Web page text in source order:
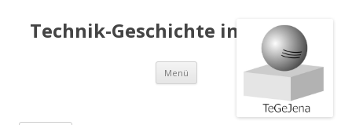
Technik-Geschichte in Jena e.V.
Menü Springe
Inhalt